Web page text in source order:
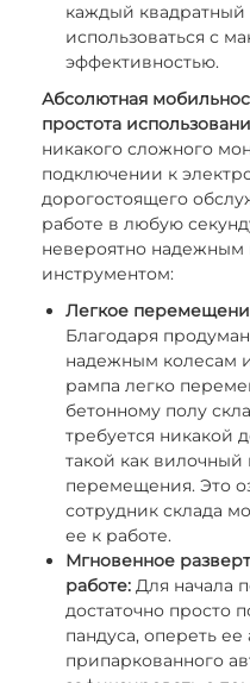
каждый квадратный
использоваться с
эффективностью.
Абсолютная
простота
никакого сложного
подключении к
дорогостоящего
работе в любую
невероятно надежным
инструментом:
Легкое
Благодаря
надежным колесам
рампа легко
бетонному полу
требуется никакой
такой как вилочный
перемещения. Это
сотрудник склада
ее к работе.
Мгновенное
работе: Для начала
достаточно просто
пандуса, опереть
припаркованного